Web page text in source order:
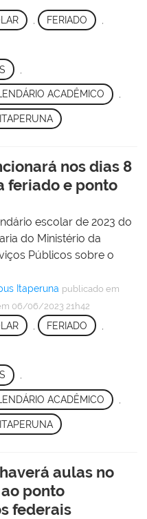
FERIADO
ACADÊMICO ,
ITAPERUNA
nos dias 8
feriado e ponto
escolar de 2023 do
do Ministério da
Públicos sobre o
Itaperuna publicado em
06/06/2023 21h42
FERIADO
ACADÊMICO
aulas no
ponto
federais